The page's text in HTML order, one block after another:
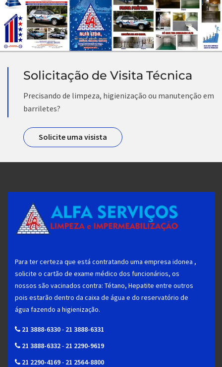
Solicitação de Visita Técnica
Precisando de limpeza, higienização ou manutenção em
barriletes?
Solicite uma visista
Para ter certeza que está contratando uma empresa idonea ,
solicite o cartão de exame médico dos funcionários, os
nossos são vacinados contra: Tétano, Hepatite entre outros
pois estarão dentro da caixa de água e do reservatório de
água fazendo a higienização.
21 3888-6330- 21 3888-6331
21 3888-6332- 21 2290-9619
21 2290-4169- 21 2564-8800